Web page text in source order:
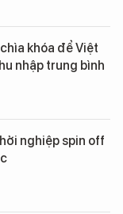
khóa để Việt
nhập trung bình
nghiệp spin off